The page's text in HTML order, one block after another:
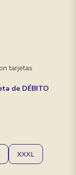
tarjetas
de DÉBITO
XXXL